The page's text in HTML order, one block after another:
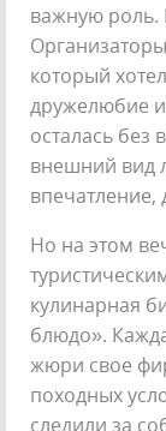
важную роль.
который
дружелюбие и
осталась без
внешний вид
Но на этом
кулинарная
блюдо».
жюри свое
походных
следили за